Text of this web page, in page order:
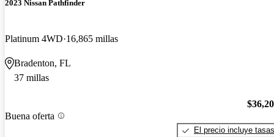
2023 Nissan Pathfinder
Platinum 4WD 16,865 millas
Bradenton, FL
37 millas
Buena oferta
El precio incluye tasas